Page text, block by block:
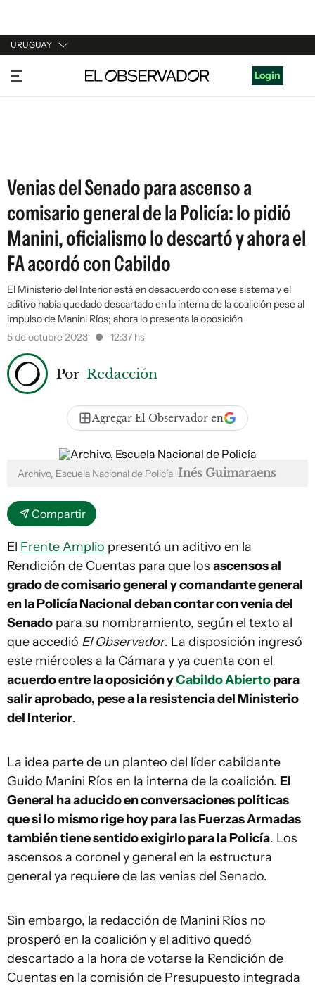
URUGUAY
URUGUAY
ARGENTINA
Login
Venias del Senado para ascenso a
comisario general de la Policía: lo pidió
Manini, oficialismo lo descartó y ahora el
FA acordó con Cabildo
El Ministerio del Interior está en desacuerdo con ese sistema y el
aditivo había quedado descartado en la interna de la coalición pese al
impulso de Manini Ríos; ahora lo presenta la oposición
5 de octubre 2023
12:37 hs
Por Redacción
Agregar El Observador en
Archivo, Escuela Nacional de Policía Inés Guimaraens
Compartir
El Frente Amplio presentó un aditivo en la
Rendición de Cuentas para que los ascensos al
grado de comisario general y comandante general
en la Policía Nacional deban contar con venia del
Senado para su nombramiento, según el texto al
que accedió El Observador. La disposición ingresó
este miércoles a la Cámara y ya cuenta con el
acuerdo entre la oposición yCabildo Abiertopara
salir aprobado, pese a la resistencia del Ministerio
del Interior.
La idea parte de un planteo del líder cabildante
Guido Manini Ríos en la interna de la coalición. El
General ha aducido en conversaciones políticas
que si lo mismo rige hoy para las Fuerzas Armadas
también tiene sentido exigirlo para la Policía. Los
ascensos a coronel y general en la estructura
general ya requiere de las venias del Senado.
Sin embargo, la redacción de Manini Ríos no
prosperó en la coalición y el aditivo quedó
descartado a la hora de votarse la Rendición de
Cuentas en la comisión de Presupuesto integrada